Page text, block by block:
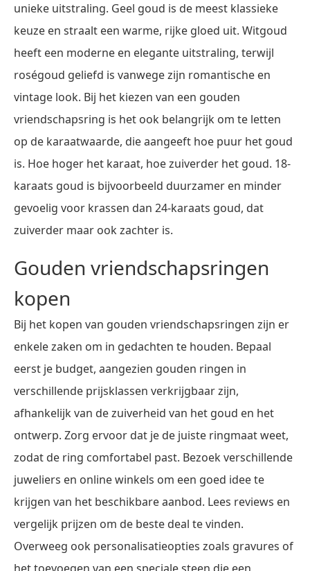
unieke uitstraling. Geel goud is de meest klassieke
keuze en straalt een warme, rijke gloed uit. Witgoud
heeft een moderne en elegante uitstraling, terwijl
roségoud geliefd is vanwege zijn romantische en
vintage look. Bij het kiezen van een gouden
vriendschapsring is het ook belangrijk om te letten
op de karaatwaarde, die aangeeft hoe puur het goud
is. Hoe hoger het karaat, hoe zuiverder het goud. 18-
karaats goud is bijvoorbeeld duurzamer en minder
gevoelig voor krassen dan 24-karaats goud, dat
zuiverder maar ook zachter is.
Gouden vriendschapsringen
kopen
Bij het kopen van gouden vriendschapsringen zijn er
enkele zaken om in gedachten te houden. Bepaal
eerst je budget, aangezien gouden ringen in
verschillende prijsklassen verkrijgbaar zijn,
afhankelijk van de zuiverheid van het goud en het
ontwerp. Zorg ervoor dat je de juiste ringmaat weet,
zodat de ring comfortabel past. Bezoek verschillende
juweliers en online winkels om een goed idee te
krijgen van het beschikbare aanbod. Lees reviews en
vergelijk prijzen om de beste deal te vinden.
Overweeg ook personalisatieopties zoals gravures of